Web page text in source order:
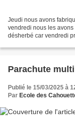
Jeudi nous avons
vendredi nous les
désherbé car vendredi
Parachute
Publié le 15/03/2025 à
Par Ecole des